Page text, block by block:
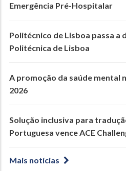
Emergência Pré-Hospitalar
Politécnico de Lisboa passa a
Politécnica de Lisboa
A promoção da saúde mental
2026
Solução inclusiva para
Portuguesa vence ACE
Mais notícias